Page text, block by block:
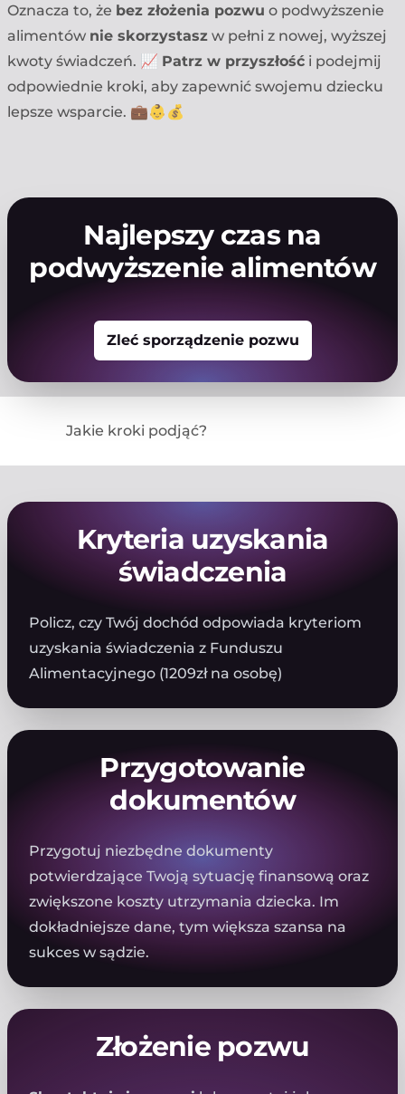
Oznacza to, że bez złożenia pozwu o podwyższenie
alimentów nie skorzystasz w pełni z nowej, wyższej
kwoty świadczeń. 📈 Patrz w przyszłość i podejmij
odpowiednie kroki, aby zapewnić swojemu dziecku
lepsze wsparcie. 💼👶💰
Najlepszy czas na
podwyższenie alimentów
Zleć sporządzenie pozwu
Jakie kroki podjąć?
Kryteria uzyskania
świadczenia
Policz, czy Twój dochód odpowiada kryteriom
uzyskania świadczenia z Funduszu
Alimentacyjnego (1209zł na osobę)
Przygotowanie
dokumentów
Przygotuj niezbędne dokumenty
potwierdzające Twoją sytuację finansową oraz
zwiększone koszty utrzymania dziecka. Im
dokładniejsze dane, tym większa szansa na
sukces w sądzie.
Złożenie pozwu